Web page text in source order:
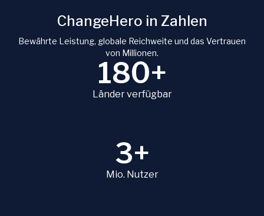
ChangeHero in Zahlen
Bewährte Leistung, globale Reichweite und das Vertrauen
von Millionen.
180+
Länder verfügbar
3+
Mio. Nutzer